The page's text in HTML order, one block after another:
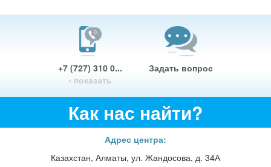
+7 (727) 310 0...
- показать
Задать вопрос
Как нас найти?
Адрес центра:
Казахстан, Алматы, ул. Жандосова, д. 34А